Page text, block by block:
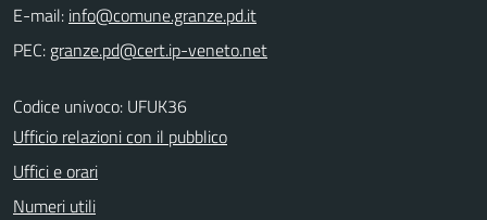
E-mail:
PEC:
Codice univoco: UFUK36
Ufficio relazioni con il pubblico
Uffici e orari
Numeri utili